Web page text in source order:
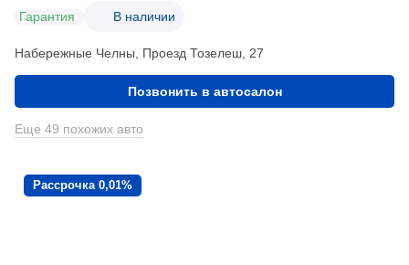
Гарантия В наличии
Набережные Челны, Проезд ​Тозелеш, 27
Позвонить в автосалон
Еще 49 похожих авто
Рассрочка 0,01%